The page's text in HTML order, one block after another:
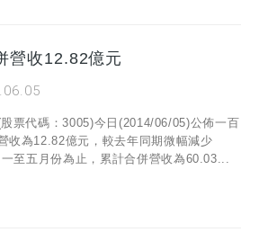
營收12.82億元
票代碼：3005)今日(2014/06/05)公佈一百
收為12.82億元，較去年同期微幅減少
至五月份為止，累計合併營收為60.03...